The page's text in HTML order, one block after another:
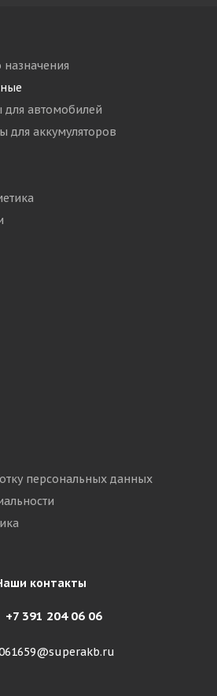
автомобилей
для аккумуляторов
персональных данных
контакты
+7 391 204 06 06